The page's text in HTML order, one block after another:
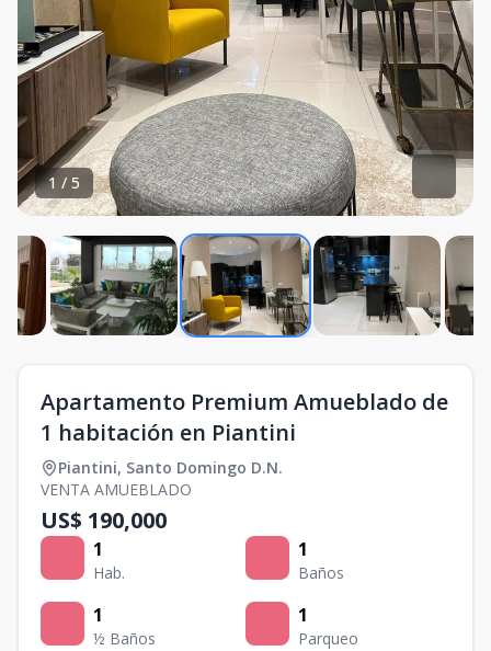
1 / 5
Apartamento Premium Amueblado de
1 habitación en Piantini
Piantini, Santo Domingo D.N.
VENTA AMUEBLADO
US$ 190,000
1
Hab.
1
Baños
1
½ Baños
1
Parqueo